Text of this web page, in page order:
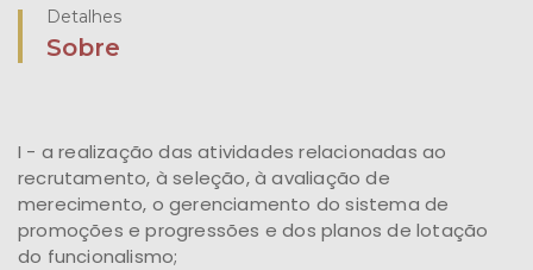
Detalhes
Sobre
I - a realização das atividades relacionadas ao
recrutamento, à seleção, à avaliação de
merecimento, o gerenciamento do sistema de
promoções e progressões e dos planos de lotação
do funcionalismo;